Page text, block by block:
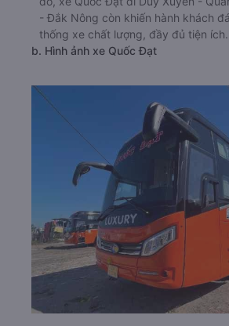
- Đắk Nông còn khiến hành khách
thống xe chất lượng, đầy đủ tiện ích.
b. Hình ảnh xe Quốc Đạt